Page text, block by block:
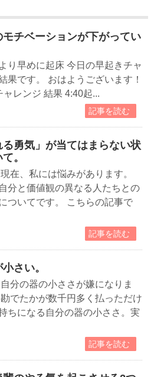
モチベーションが下がってい
り早めに起床 今日の早起きチャ
果です。 おはようございます！
ャレンジ 結果 4:40起...
記事を読む
る勇気」が当てはまらない状
。
在、私には悩みがあります。
分と価値観の異なる人たちとの
ついてです。 こちらの記事で
記事を読む
さい。
分の器の小ささが嫌になりま
でたかが数千円多く払っただけ
ちになる自分の器の小ささ。実
記事を読む